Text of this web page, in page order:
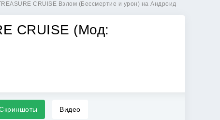
CRUISE Взлом (Бессмертие и урон) на Андроид
CRUISE (Мод:
Видео